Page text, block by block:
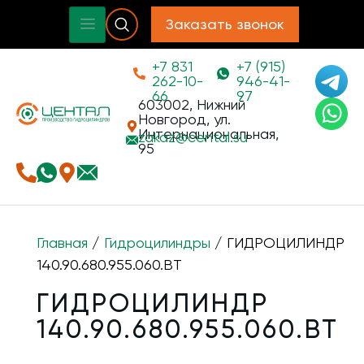
Заказать звонок
+7 831
262-10-
66
+7 (915)
946-41-
97
603002, Нижний
Новгород, ул.
Интернациональная,
95
zakaz@cental.su
Главная / Гидроцилиндры / ГИДРОЦИЛИНДР
140.90.680.955.060.ВТ
ГИДРОЦИЛИНДР
140.90.680.955.060.ВТ